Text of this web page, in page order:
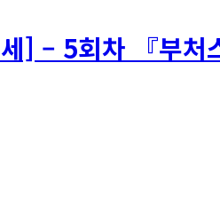
] – 5회차 『부처